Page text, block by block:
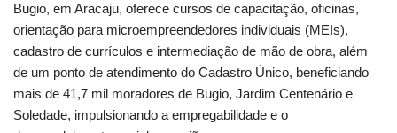
Bugio, em Aracaju, oferece cursos de capacitação, oficinas,
orientação para microempreendedores individuais (MEIs),
cadastro de currículos e intermediação de mão de obra, além
de um ponto de atendimento do Cadastro Único, beneficiando
mais de 41,7 mil moradores de Bugio, Jardim Centenário e
Soledade, impulsionando a empregabilidade e o